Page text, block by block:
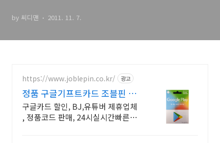
by 씨디맨 2011. 11. 7.
https://www.joblepin.co.kr/ 광고
정품 구글기프트카드 조블핀 구
글기프트 정품코드 판매처
구글카드 할인, BJ,유튜버 제휴업체
, 정품코드 판매, 24시실시간빠른발